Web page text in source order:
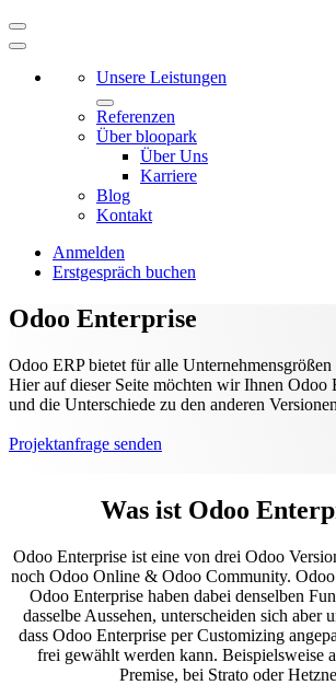
Unsere Leistungen
Referenzen
Über bloopark
Über Uns
Karriere
Blog
Kontakt
Anmelden
Erstgespräch buchen
Odoo Enterprise
Odoo ERP bietet für alle
Hier auf dieser Seite möchten wir Ihnen Odoo
und die Unterschiede zu den anderen
Projektanfrage senden
Was ist Odoo
Odoo Enterprise ist eine von drei Odoo
noch Odoo Online & Odoo Community.
Odoo Enterprise haben dabei denselben
dasselbe Aussehen, unterscheiden sich aber
dass Odoo Enterprise per Customizing
frei gewählt werden kann. Beispielsweise
Premise, bei Strato oder